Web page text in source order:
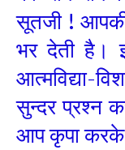
सूतजी ! आपकी
भर देती है।
आत्मविद्या-
सुन्दर प्रश्न
आप कृपा करके